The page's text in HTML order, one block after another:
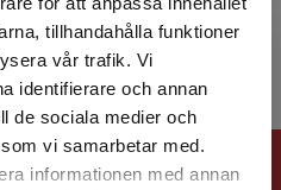
tillhandahålla funktioner
vår trafik. Vi
identifierare och annan
de sociala medier och
vi samarbetar med.
informationen med annan